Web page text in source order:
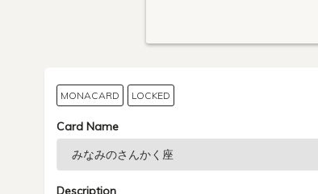
MONACARD LOCKED
Card Name
Description